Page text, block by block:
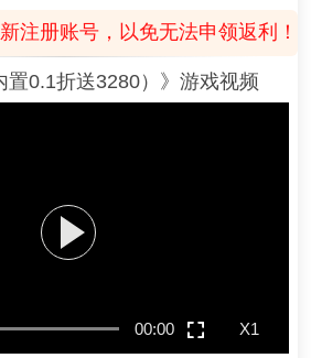
注册账号，以免无法申领返利！
置0.1折送3280）》游戏视频
00:00 X1